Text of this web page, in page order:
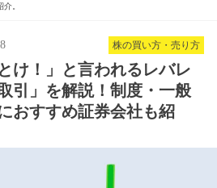
。
株の買い方・売り方
け！」と言われるレバレ
引」を解説！制度・一般
おすすめ証券会社も紹